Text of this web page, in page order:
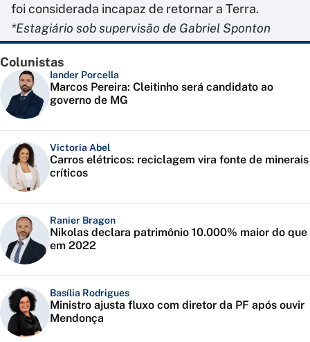
foi considerada incapaz de retornar a Terra.
*Estagiário sob supervisão de Gabriel Sponton
Colunistas
Iander Porcella
Marcos Pereira: Cleitinho será candidato ao
governo de MG
Victoria Abel
Carros elétricos: reciclagem vira fonte de minerais
críticos
Ranier Bragon
Nikolas declara patrimônio 10.000% maior do que
em 2022
Basília Rodrigues
Ministro ajusta fluxo com diretor da PF após ouvir
Mendonça